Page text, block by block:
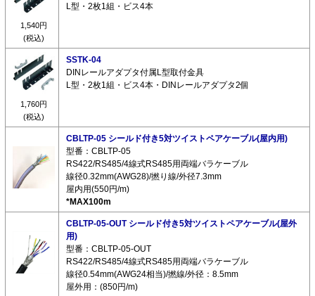
1,540円
(税込)
L型・2枚1組・ビス4本
1,760円
(税込)
SSTK-04
DINレールアダプタ付属L型取付金具
L型・2枚1組・ビス4本・DINレールアダプタ2個
CBLTP-05 シールド付き5対ツイストペアケーブル(屋内用)
型番：CBLTP-05
RS422/RS485/4線式RS485用両端バラケーブル
線径0.32mm(AWG28)/撚り線/外径7.3mm
屋内用(550円/m)
*MAX100m
CBLTP-05-OUT シールド付き5対ツイストペアケーブル(屋外
用)
型番：CBLTP-05-OUT
RS422/RS485/4線式RS485用両端バラケーブル
線径0.54mm(AWG24相当)/撚線/外径：8.5mm
屋外用：(850円/m)